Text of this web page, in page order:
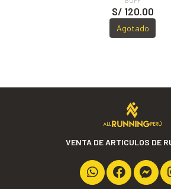
S/ 120.00
Agotado
VENTA DE ARTICULOS DE